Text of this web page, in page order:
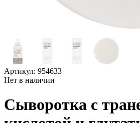
Артикул: 954633
Нет в наличии
Сыворотка с